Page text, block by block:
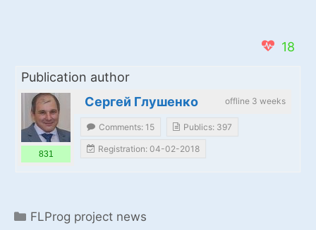
18
Publication author
offline 3 weeks
Сергей Глушенко
831
Comments: 15 Publics: 397
Registration: 04-02-2018
Categories
FLProg project news